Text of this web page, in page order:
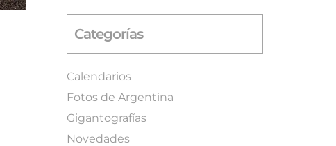
Categorías
Calendarios
Fotos de Argentina
Gigantografías
Novedades